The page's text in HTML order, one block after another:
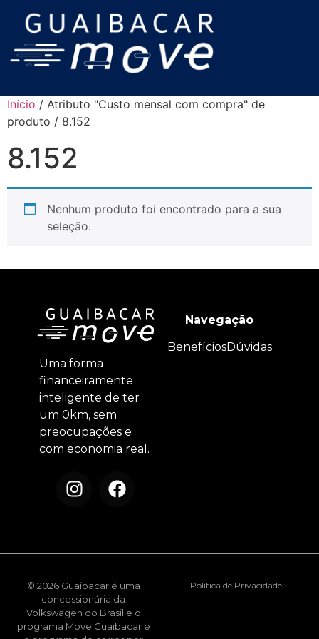
Início / Atributo "Custo mensal com compra" de
produto / 8.152
8.152
Nenhum produto foi encontrado para a sua
seleção.
Uma forma
financeiramente
inteligente de ter
um 0km, sem
preocupações e
com economia real.
Navegação
BenefíciosDúvidas
© 2026 Guaibacar é uma
concessionária da
Volkswagen do Brasil e o
programa Move Guaibacar é
Política de Privacidade